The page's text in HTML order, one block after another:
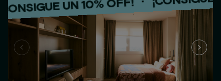
UN 10% OFF! ·
¡CONSIGUE UN 10% OFF! ·